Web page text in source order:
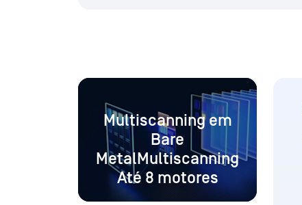
Multiscanning em
Bare
MetalMultiscanning
Até 8 motores